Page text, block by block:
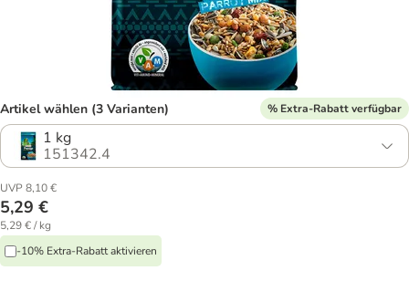
Artikel wählen (3 Varianten) % Extra-Rabatt verfügbar
1 kg
151342.4
UVP 8,10 €
5,29 €
5,29 € / kg
-10% Extra-Rabatt aktivieren